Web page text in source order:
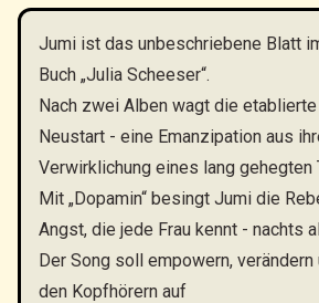
Jumi ist das unbeschriebene Blatt
Buch „Julia Scheeser“.
Nach zwei Alben wagt die
Neustart - eine Emanzipation aus
Verwirklichung eines lang gehegten
Mit „Dopamin“ besingt Jumi die
Angst, die jede Frau kennt - nachts
Der Song soll empowern, verändern
den Kopfhörern auf